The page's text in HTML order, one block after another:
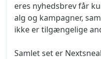
eres nyhedsbrev får
alg og kampagner,
ikke er tilgængelige
Samlet set er